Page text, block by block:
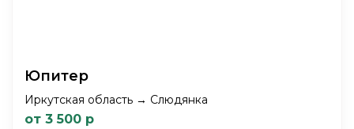
Юпитер
Иркутская область → Слюдянка
от 3 500 р